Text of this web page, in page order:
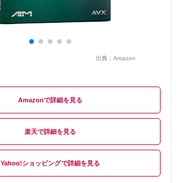
出典： Amazon
Amazon
楽天
Yahoo!ショッピング